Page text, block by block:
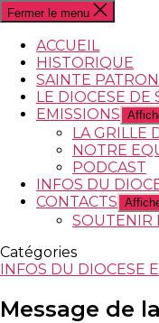
Fermer le menu
ACCUEIL
HISTORIQUE
SAINTE
LE DIOCESE DE
EMISSIONS
LA GRILLE
NOTRE
PODCAST
INFOS DU
CONTACTS
SOUTENIR
Catégories
INFOS DU DIOCESE
Message de